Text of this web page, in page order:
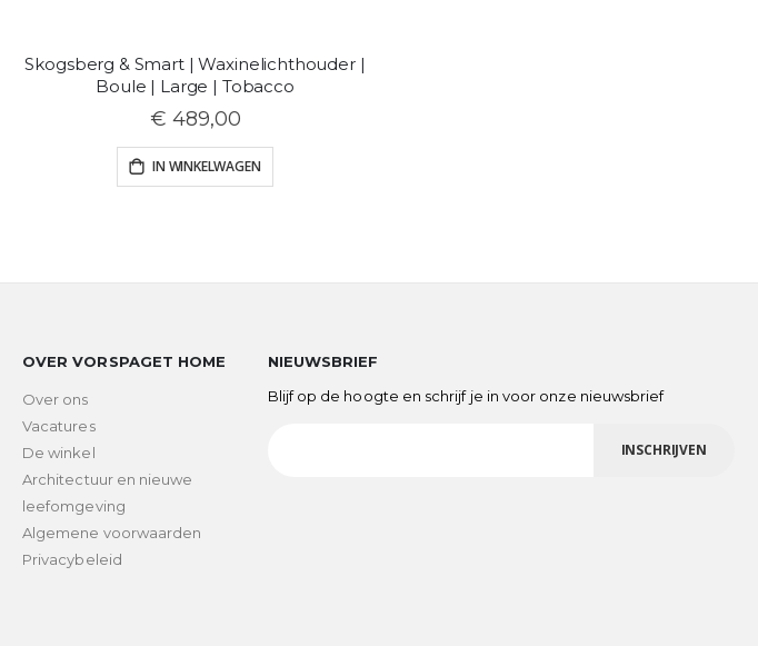
Skogsberg & Smart | Waxinelichthouder |
Boule | Large | Tobacco
€ 489,00
IN WINKELWAGEN
OVER VORSPAGET HOME
Over ons
Vacatures
De winkel
Architectuur en nieuwe
leefomgeving
Algemene voorwaarden
Privacybeleid
NIEUWSBRIEF
Blijf op de hoogte en schrijf je in voor onze nieuwsbrief
INSCHRIJVEN